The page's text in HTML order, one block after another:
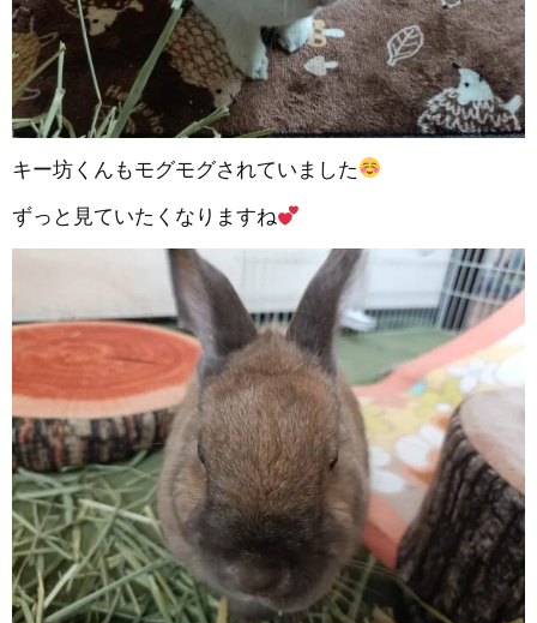
キー坊くんもモグモグされていました
ずっと見ていたくなりますね